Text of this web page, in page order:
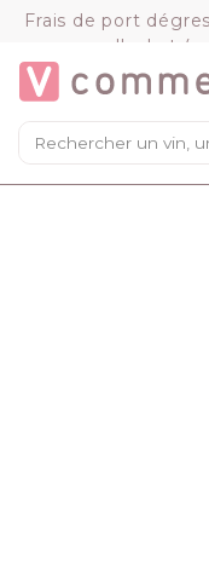
Frais de port
d'achat
Mon panier
Chargement
VOIR LE
Panneau de gestion